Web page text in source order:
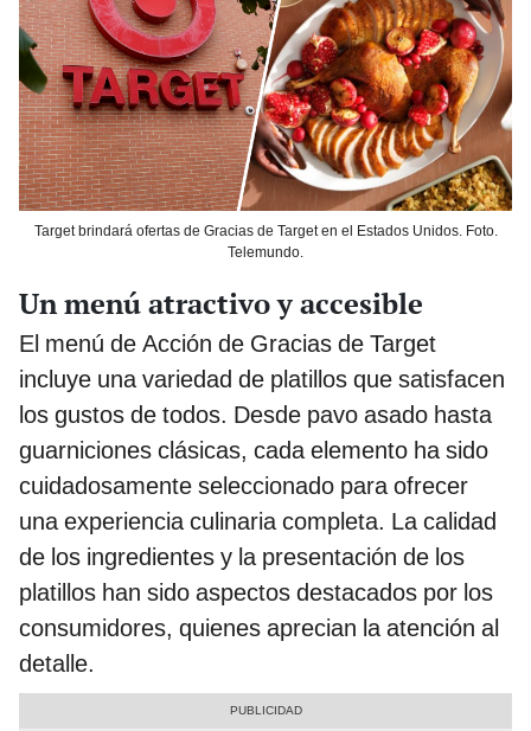
Target brindará ofertas de Gracias de Target en el Estados Unidos. Foto.
Telemundo.
Un menú atractivo y accesible
El menú de Acción de Gracias de Target
incluye una variedad de platillos que satisfacen
los gustos de todos. Desde pavo asado hasta
guarniciones clásicas, cada elemento ha sido
cuidadosamente seleccionado para ofrecer
una experiencia culinaria completa. La calidad
de los ingredientes y la presentación de los
platillos han sido aspectos destacados por los
consumidores, quienes aprecian la atención al
detalle.